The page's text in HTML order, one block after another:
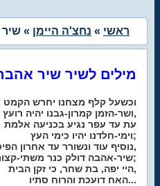
ראשי » נחצ'ה היימן »
מילים לשיר שיר
וכשעל קלף מצחנו יחרש הקמט
ושר-הזמן קמרון-גבנו יהיה רועץ,
עת עד עפר נגיע בכניעה אלמת
וימי-חלדנו יהיו כימי העץ;
נוסיף עוד ונשורר עד אחרון הפיט,
שיר-אהבה דולק כנר משתי-קצותיו;
היי יפה, בת שחר, כי זקן הבית,
האח דועכת והרוח סתיו...